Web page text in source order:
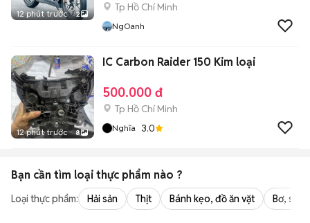
12 phút trước 2
Tp Hồ Chí Minh
NgOanh
12 phút trước 8
IC Carbon Raider 150 Kim loại
500.000 đ
Tp Hồ Chí Minh
Nghĩa 3.0
Bạn cần tìm loại thực phẩm nào ?
Loại thực phẩm: Hải sản Thịt Bánh kẹo, đồ ăn vặt Bơ,